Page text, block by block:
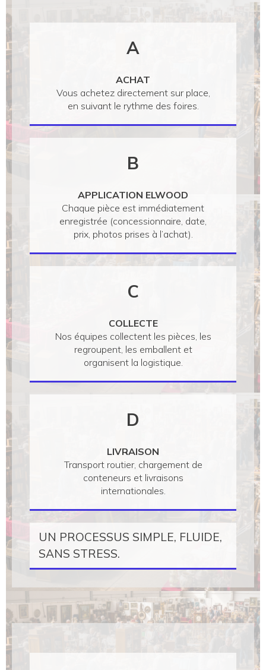
A
ACHAT
Vous achetez directement sur place,
en suivant le rythme des foires.
B
APPLICATION ELWOOD
Chaque pièce est immédiatement
enregistrée (concessionnaire, date,
prix, photos prises à l’achat).
C
COLLECTE
Nos équipes collectent les pièces, les
regroupent, les emballent et
organisent la logistique.
D
LIVRAISON
Transport routier, chargement de
conteneurs et livraisons
internationales.
UN PROCESSUS SIMPLE, FLUIDE,
SANS STRESS.